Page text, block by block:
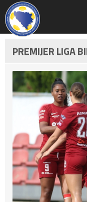
PREMIJER LIGA